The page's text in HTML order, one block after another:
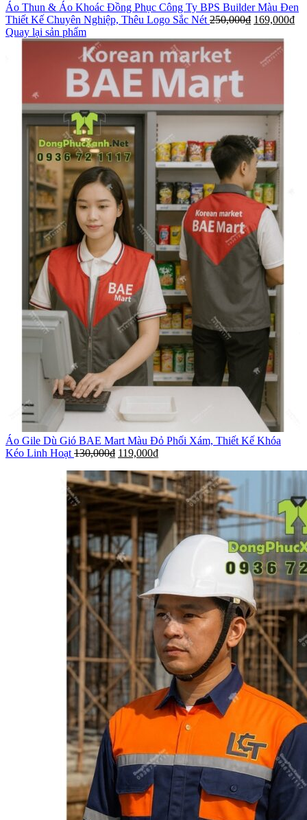
Áo Thun & Áo Khoác Đồng Phục Công Ty BPS Builder Màu Đen
Thiết Kế Chuyên Nghiệp, Thêu Logo Sắc Nét 250,000₫ 169,000₫
Quay lại sản phẩm
Áo Gile Dù Gió BAE Mart Màu Đỏ Phối Xám, Thiết Kế Khóa
Kéo Linh Hoạt 130,000₫ 119,000₫